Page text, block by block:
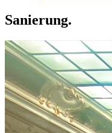
Sanierung.